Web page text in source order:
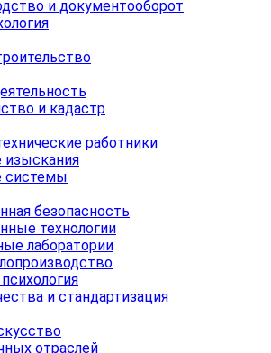
и документооборот
и кадастр
работники
системы
безопасность
технологии
лаборатории
и стандартизация
отраслей